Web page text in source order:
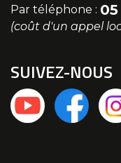
Par téléphone :
(coût d'un appel
SUIVEZ-NOUS